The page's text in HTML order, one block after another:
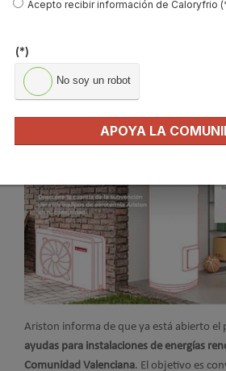
Ariston te asesora
subvenciones a las
en la Comunidad
Publicado en Actualidad
Ariston informa de que ya está abierto el
ayudas para instalaciones de energías
Comunidad Valenciana. El objetivo es
Acepto recibir información de Caloryfrio
(*)
No soy un robot
APOYA LA